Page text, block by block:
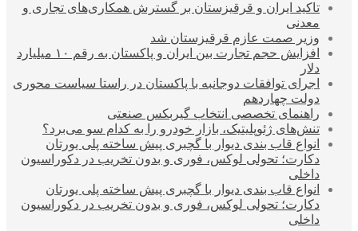
تاکید ایران و قرقیزستان بر گسترش همکاری‌های تجاری و
معدنی
وزیر صمت عازم قرقیزستان شد
افزایش حجم تجارت بین ایران و پاکستان به رقم ۱۰ میلیارد
دلار
اجرای توافقات دوجانبه با پاکستان در راستا سیاست محوری
دولت چهاردهم
راهنمای تخصصی انتخاب گیربکس صنعتی
تنش‌های ژئوپلیتیک، بازار خودرو را به کدام سو می‌برد؟
انواع قاب بندی دیوار با گچبری پیش ساخته پلی یورتان
دکارت؛ تحولی لوکس، فوری و بدون تخریب در دکوراسیون
داخلی
انواع قاب بندی دیوار با گچبری پیش ساخته پلی یورتان
دکارت؛ تحولی لوکس، فوری و بدون تخریب در دکوراسیون
داخلی